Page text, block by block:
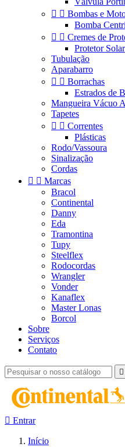
  Bombas e
Bomba
  Cremes de
Protetor Solar
Tubulação
Aparabarro
  Borrachas
Estrados de
Mangueira Vácuo
Tapetes
  Correntes
Plásticas
Rodo/Vassoura
Sinalização
Cordas
  Marcas
Bracol
Continental
Danny
Eda
Tramontina
Tupy
Steelflex
Rodocordas
Wrangler
Vonder
Kanaflex
Master Lonas
Borcol
Sobre
Serviços
Contato

 Entrar
Início